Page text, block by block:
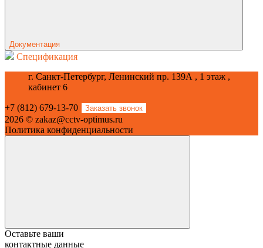
Документация
Спецификация
г. Санкт-Петербург, Ленинский пр. 139А , 1 этаж ,
кабинет 6
+7 (812) 679-13-70 Заказать звонок
2026 © zakaz@cctv-optimus.ru
Политика конфиденциальности
Оставьте ваши
контактные данные